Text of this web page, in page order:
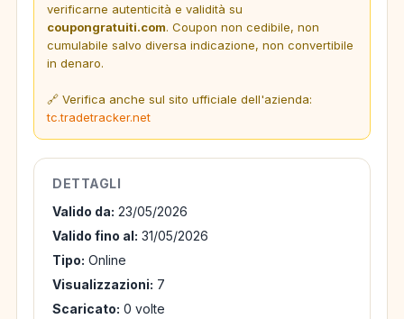
verificarne autenticità e validità su
coupongratuiti.com. Coupon non cedibile, non
cumulabile salvo diversa indicazione, non convertibile
in denaro.
🔗 Verifica anche sul sito ufficiale dell'azienda:
tc.tradetracker.net
DETTAGLI
Valido da: 23/05/2026
Valido fino al: 31/05/2026
Tipo: Online
Visualizzazioni: 7
Scaricato: 0 volte